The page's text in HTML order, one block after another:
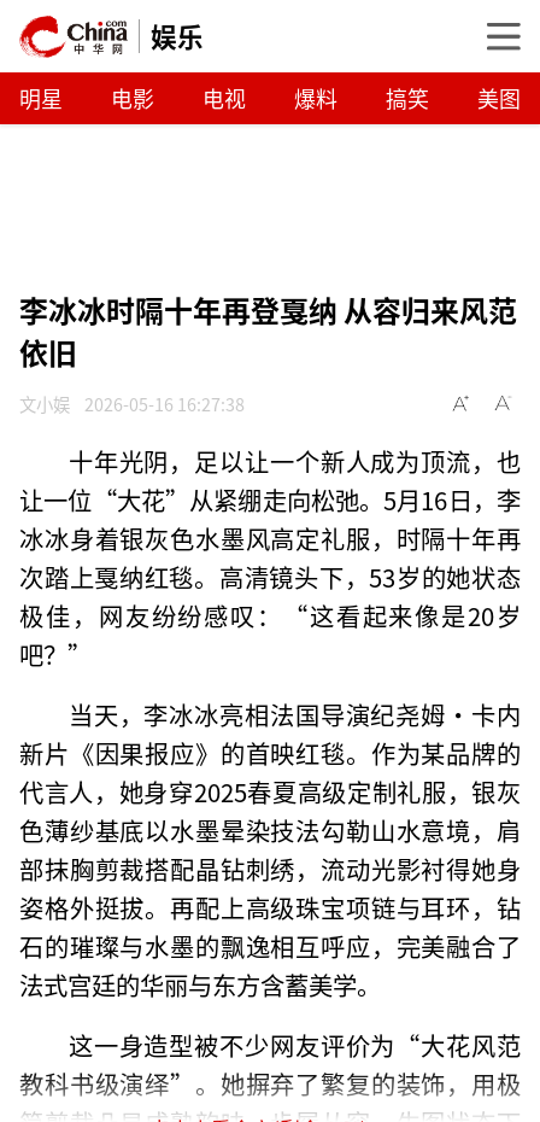
娱乐
明星 电影 电视 爆料 搞笑 美图
李冰冰时隔十年再登戛纳 从容归来风范
依旧
文小娱 2026-05-16 16:27:38
十年光阴，足以让一个新人成为顶流，也
让一位“大花”从紧绷走向松弛。5月16日，李
冰冰身着银灰色水墨风高定礼服，时隔十年再
次踏上戛纳红毯。高清镜头下，53岁的她状态
极佳，网友纷纷感叹：“这看起来像是20岁
吧？”
当天，李冰冰亮相法国导演纪尧姆·卡内
新片《因果报应》的首映红毯。作为某品牌的
代言人，她身穿2025春夏高级定制礼服，银灰
色薄纱基底以水墨晕染技法勾勒山水意境，肩
部抹胸剪裁搭配晶钻刺绣，流动光影衬得她身
姿格外挺拔。再配上高级珠宝项链与耳环，钻
石的璀璨与水墨的飘逸相互呼应，完美融合了
法式宫廷的华丽与东方含蓄美学。
这一身造型被不少网友评价为“大花风范
教科书级演绎”。她摒弃了繁复的装饰，用极